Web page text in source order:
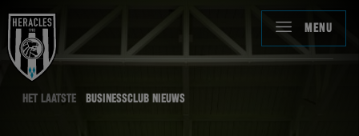
MENU
HET LAATSTE BUSINESSCLUB NIEUWS